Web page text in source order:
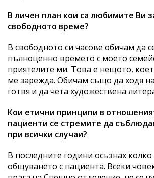
В личен план кои са любимите Ви
свободното време?
В свободното си часове обичам да
пълноценно времето с моето
приятелите ми. Това е нещото,
ме зарежда. Обичам също да ходя
готвя и да чета художествена
Кои етични принципи в
пациенти се стремите да
при всички случаи?
В последните години осъзнах
общуването с пациента. Всеки